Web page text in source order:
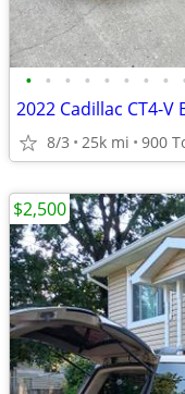
• • • • • • • •
2022 Cadillac CT4-V
8/3 25k mi 900
$2,500